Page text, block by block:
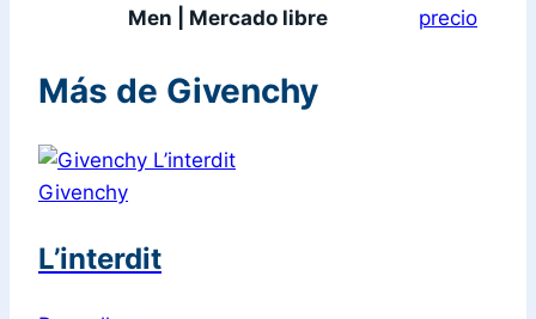
Men | Mercado libre
precio
Más de Givenchy
Givenchy
L’interdit